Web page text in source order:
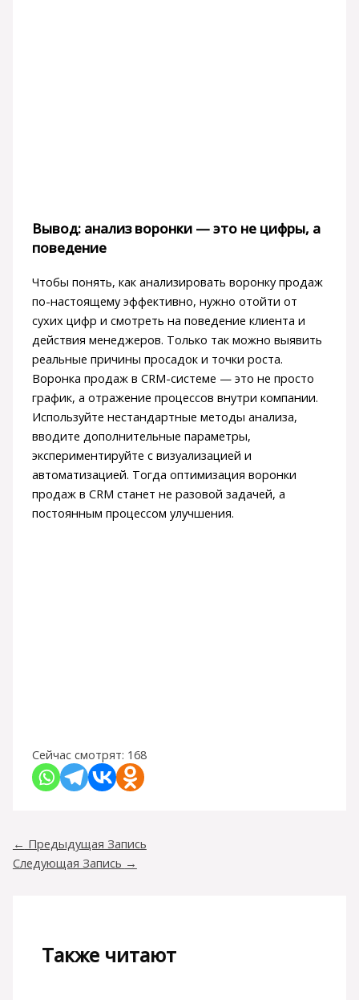
Вывод: анализ воронки — это не цифры, а
поведение
Чтобы понять, как анализировать воронку продаж
по-настоящему эффективно, нужно отойти от
сухих цифр и смотреть на поведение клиента и
действия менеджеров. Только так можно выявить
реальные причины просадок и точки роста.
Воронка продаж в CRM-системе — это не просто
график, а отражение процессов внутри компании.
Используйте нестандартные методы анализа,
вводите дополнительные параметры,
экспериментируйте с визуализацией и
автоматизацией. Тогда оптимизация воронки
продаж в CRM станет не разовой задачей, а
постоянным процессом улучшения.
Сейчас смотрят: 168
← Предыдущая Запись
Следующая Запись →
Также читают